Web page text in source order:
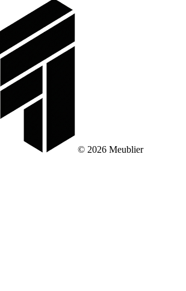
© 2026 Meublier